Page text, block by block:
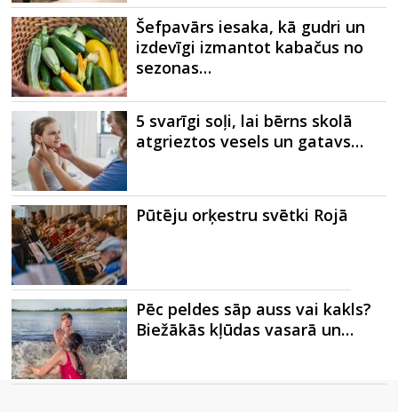
Šefpavārs iesaka, kā gudri un
izdevīgi izmantot kabačus no
sezonas…
5 svarīgi soļi, lai bērns skolā
atgrieztos vesels un gatavs…
Pūtēju orķestru svētki Rojā
Pēc peldes sāp auss vai kakls?
Biežākās kļūdas vasarā un…